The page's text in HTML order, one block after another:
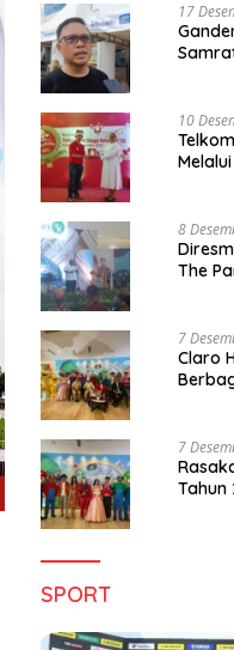
17
10
8
The
7
Claro
7
Tahun
SPORT